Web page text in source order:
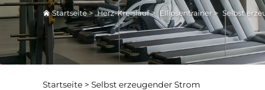
Startseite>Herz-Kreislauf>Ellipsentrainer > Selbst
Startseite > Selbst erzeugender Strom